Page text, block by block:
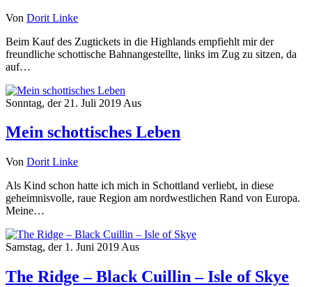
Von Dorit Linke
Beim Kauf des Zugtickets in die Highlands empfiehlt mir der
freundliche schottische Bahnangestellte, links im Zug zu sitzen, da
auf…
Sonntag, der 21. Juli 2019 Aus
Mein schottisches Leben
Von Dorit Linke
Als Kind schon hatte ich mich in Schottland verliebt, in diese
geheimnisvolle, raue Region am nordwestlichen Rand von Europa.
Meine…
Samstag, der 1. Juni 2019 Aus
The Ridge – Black Cuillin – Isle of Skye